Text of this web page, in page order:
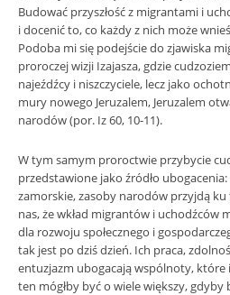
Budować przyszłość z migrantami i
i docenić to, co każdy z nich może
Podoba mi się podejście do zjawiska
proroczej wizji Izajasza, gdzie
najeźdźcy i niszczyciele, lecz jako
mury nowego Jeruzalem, Jeruzalem
narodów (por. Iz 60, 10-11).
W tym samym proroctwie przybycie
przedstawione jako źródło
zamorskie, zasoby narodów przyjdą ku
nas, że wkład migrantów i uchodźców
dla rozwoju społecznego i
tak jest po dziś dzień. Ich praca,
entuzjazm ubogacają wspólnoty, które
ten mógłby być o wiele większy, gdyby